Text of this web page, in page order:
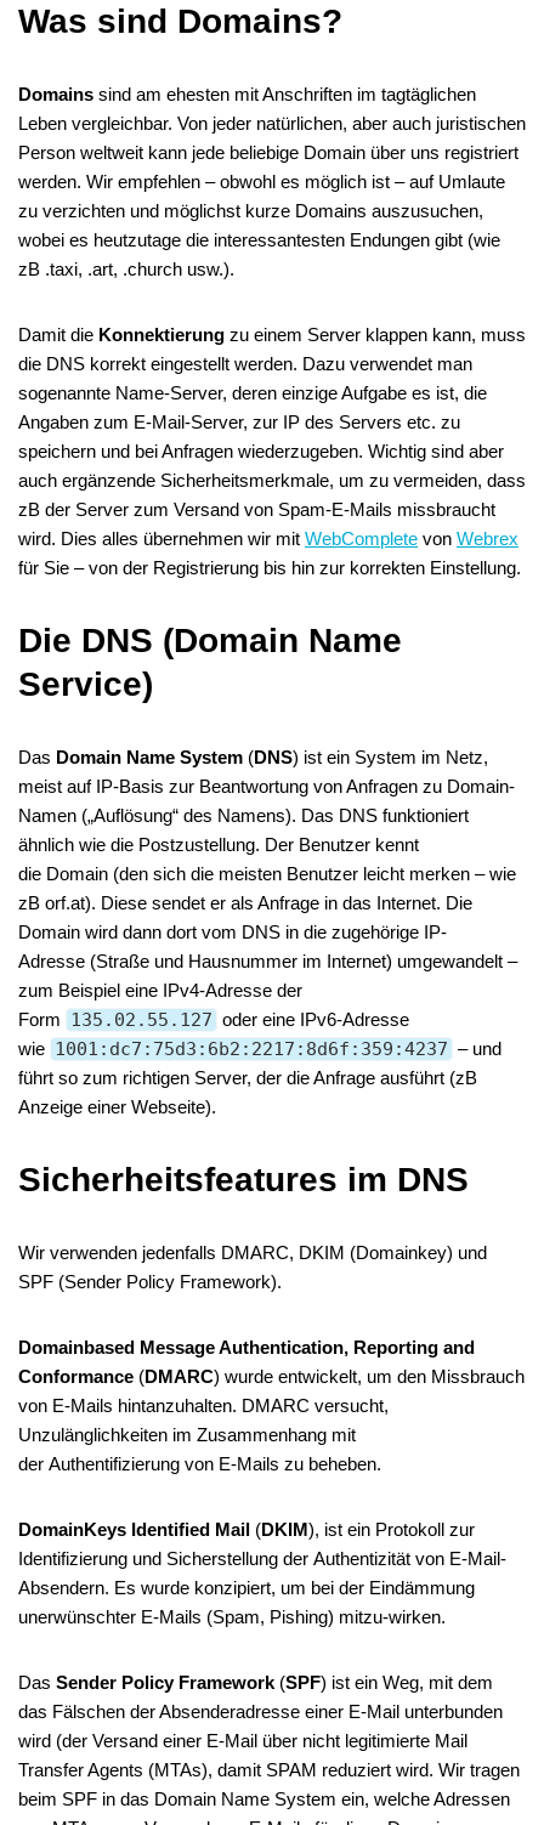
Was sind Domains?
Domains sind am ehesten mit Anschriften im tagtäglichen
Leben vergleichbar. Von jeder natürlichen, aber auch juristischen
Person weltweit kann jede beliebige Domain über uns registriert
werden. Wir empfehlen – obwohl es möglich ist – auf Umlaute
zu verzichten und möglichst kurze Domains auszusuchen,
wobei es heutzutage die interessantesten Endungen gibt (wie
zB .taxi, .art, .church usw.).
Damit die Konnektierung zu einem Server klappen kann, muss
die DNS korrekt eingestellt werden. Dazu verwendet man
sogenannte Name-Server, deren einzige Aufgabe es ist, die
Angaben zum E-Mail-Server, zur IP des Servers etc. zu
speichern und bei Anfragen wiederzugeben. Wichtig sind aber
auch ergänzende Sicherheitsmerkmale, um zu vermeiden, dass
zB der Server zum Versand von Spam-E-Mails missbraucht
wird. Dies alles übernehmen wir mit WebComplete von Webrex
für Sie – von der Registrierung bis hin zur korrekten Einstellung.
Die DNS (Domain Name
Service)
Das Domain Name System (DNS) ist ein System im Netz,
meist auf IP-Basis zur Beantwortung von Anfragen zu Domain-
Namen („Auflösung“ des Namens). Das DNS funktioniert
ähnlich wie die Postzustellung. Der Benutzer kennt
die Domain (den sich die meisten Benutzer leicht merken – wie
zB orf.at). Diese sendet er als Anfrage in das Internet. Die
Domain wird dann dort vom DNS in die zugehörige IP-
Adresse (Straße und Hausnummer im Internet) umgewandelt –
zum Beispiel eine IPv4-Adresse der
Form 135.02.55.127 oder eine IPv6-Adresse
wie 1001:dc7:75d3:6b2:2217:8d6f:359:4237 – und
führt so zum richtigen Server, der die Anfrage ausführt (zB
Anzeige einer Webseite).
Sicherheitsfeatures im DNS
Wir verwenden jedenfalls DMARC, DKIM (Domainkey) und
SPF (Sender Policy Framework).
Domainbased Message Authentication, Reporting and
Conformance (DMARC) wurde entwickelt, um den Missbrauch
von E-Mails hintanzuhalten. DMARC versucht,
Unzulänglichkeiten im Zusammenhang mit
der Authentifizierung von E-Mails zu beheben.
DomainKeys Identified Mail (DKIM), ist ein Protokoll zur
Identifizierung und Sicherstellung der Authentizität von E-Mail-
Absendern. Es wurde konzipiert, um bei der Eindämmung
unerwünschter E-Mails (Spam, Pishing) mitzu-wirken.
Das Sender Policy Framework (SPF) ist ein Weg, mit dem
das Fälschen der Absenderadresse einer E-Mail unterbunden
wird (der Versand einer E-Mail über nicht legitimierte Mail
Transfer Agents (MTAs), damit SPAM reduziert wird. Wir tragen
beim SPF in das Domain Name System ein, welche Adressen